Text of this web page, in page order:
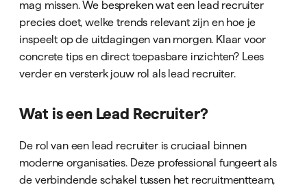
mag missen. We bespreken wat een lead recruiter
precies doet, welke trends relevant zijn en hoe je
inspeelt op de uitdagingen van morgen. Klaar voor
concrete tips en direct toepasbare inzichten? Lees
verder en versterk jouw rol als lead recruiter.
Wat is een Lead Recruiter?
De rol van een lead recruiter is cruciaal binnen
moderne organisaties. Deze professional fungeert als
de verbindende schakel tussen het recruitmentteam,